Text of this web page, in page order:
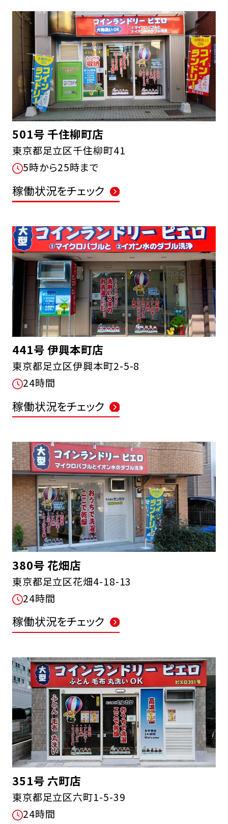
501号 千住柳町店
東京都足立区千住柳町41
5時から25時まで
稼働状況をチェック
441号 伊興本町店
東京都足立区伊興本町2-5-8
24時間
稼働状況をチェック
380号 花畑店
東京都足立区花畑4-18-13
24時間
稼働状況をチェック
351号 六町店
東京都足立区六町1-5-39
24時間